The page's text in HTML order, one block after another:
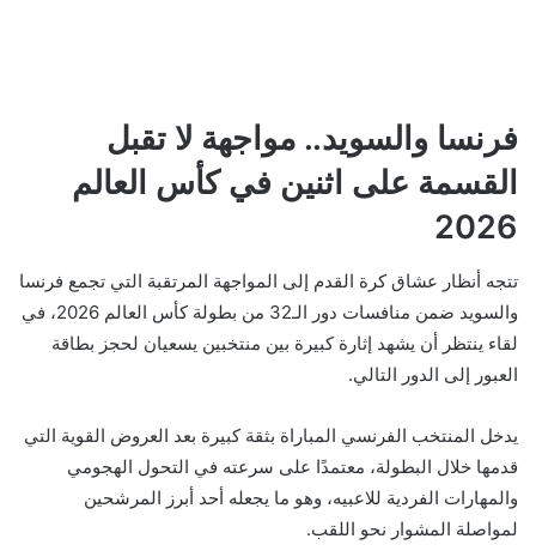
فرنسا والسويد.. مواجهة لا تقبل
القسمة على اثنين في كأس العالم
2026
تتجه أنظار عشاق كرة القدم إلى المواجهة المرتقبة التي تجمع فرنسا
والسويد ضمن منافسات دور الـ32 من بطولة كأس العالم 2026، في
لقاء ينتظر أن يشهد إثارة كبيرة بين منتخبين يسعيان لحجز بطاقة
العبور إلى الدور التالي.
يدخل المنتخب الفرنسي المباراة بثقة كبيرة بعد العروض القوية التي
قدمها خلال البطولة، معتمدًا على سرعته في التحول الهجومي
والمهارات الفردية للاعبيه، وهو ما يجعله أحد أبرز المرشحين
لمواصلة المشوار نحو اللقب.